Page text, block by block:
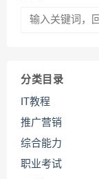
分类目录
IT教程
推广营销
综合能力
职业考试